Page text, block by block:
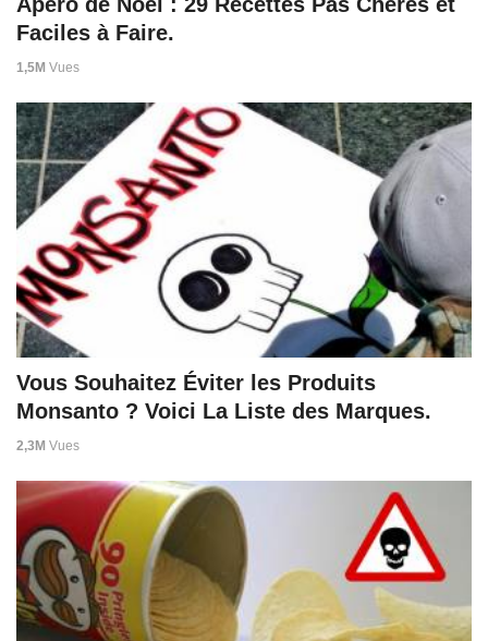
Faciles à Faire.
1,5M Vues
Vous Souhaitez Éviter les Produits
Monsanto ? Voici La Liste des Marques.
2,3M Vues